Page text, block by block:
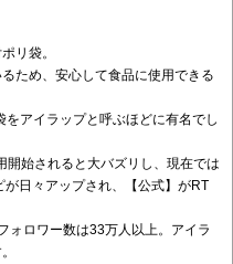
リ袋。
ため、安心して食品に使用できる
アイラップと呼ぶほどに有名でし
始されると大バズリし、現在では
日々アップされ、【公式】がRT
ォロワー数は33万人以上。アイラ